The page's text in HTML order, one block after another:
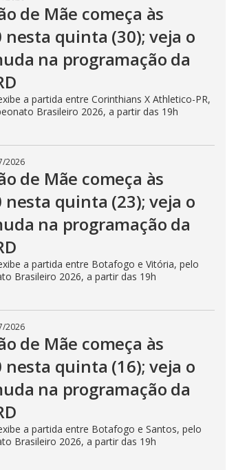
de Mãe começa às
nesta quinta (30); veja o
na programação da
a partida entre Corinthians X Athletico-PR,
Brasileiro 2026, a partir das 19h
2026
de Mãe começa às
nesta quinta (23); veja o
na programação da
a partida entre Botafogo e Vitória, pelo
Brasileiro 2026, a partir das 19h
2026
de Mãe começa às
nesta quinta (16); veja o
na programação da
a partida entre Botafogo e Santos, pelo
Brasileiro 2026, a partir das 19h